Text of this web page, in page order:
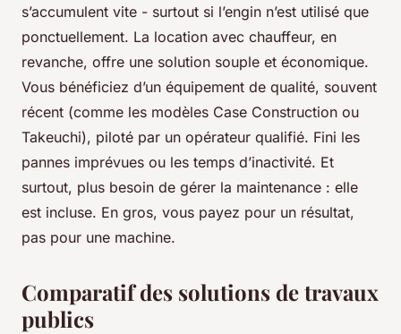
s’accumulent vite - surtout si l’engin n’est utilisé que
ponctuellement. La location avec chauffeur, en
revanche, offre une solution souple et économique.
Vous bénéficiez d’un équipement de qualité, souvent
récent (comme les modèles Case Construction ou
Takeuchi), piloté par un opérateur qualifié. Fini les
pannes imprévues ou les temps d’inactivité. Et
surtout, plus besoin de gérer la maintenance : elle
est incluse. En gros, vous payez pour un résultat,
pas pour une machine.
Comparatif des solutions de travaux
publics